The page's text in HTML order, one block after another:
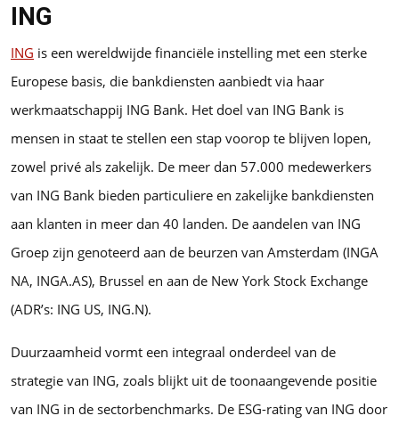
ING
ING is een wereldwijde financiële instelling met een sterke
Europese basis, die bankdiensten aanbiedt via haar
werkmaatschappij ING Bank. Het doel van ING Bank is
mensen in staat te stellen een stap voorop te blijven lopen,
zowel privé als zakelijk. De meer dan 57.000 medewerkers
van ING Bank bieden particuliere en zakelijke bankdiensten
aan klanten in meer dan 40 landen. De aandelen van ING
Groep zijn genoteerd aan de beurzen van Amsterdam (INGA
NA, INGA.AS), Brussel en aan de New York Stock Exchange
(ADR’s: ING US, ING.N).
Duurzaamheid vormt een integraal onderdeel van de
strategie van ING, zoals blijkt uit de toonaangevende positie
van ING in de sectorbenchmarks. De ESG-rating van ING door